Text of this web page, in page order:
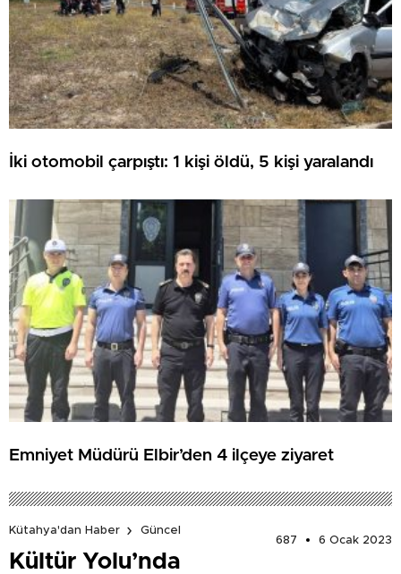
İki otomobil çarpıştı: 1 kişi öldü, 5 kişi yaralandı
Emniyet Müdürü Elbir’den 4 ilçeye ziyaret
Kütahya'dan Haber
Güncel
687
6 Ocak 2023
Kültür Yolu’nda